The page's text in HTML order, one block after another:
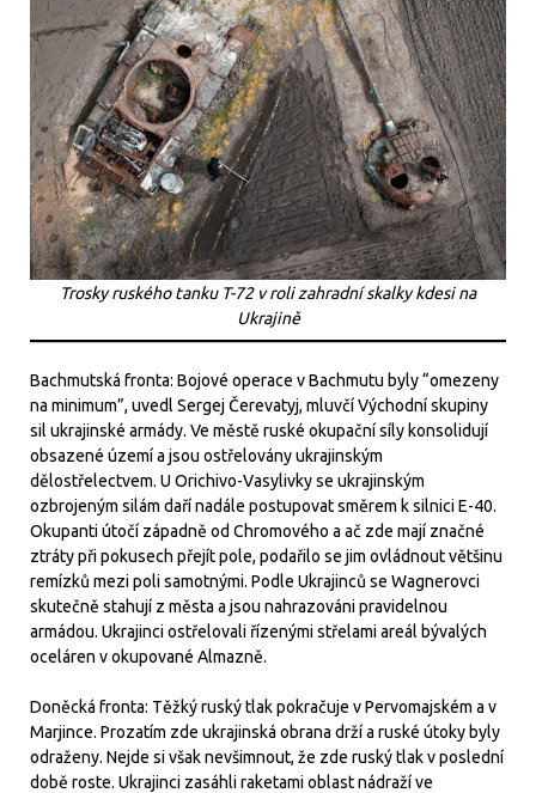
Trosky ruského tanku T-72 v roli zahradní skalky kdesi na
Ukrajině
Bachmutská fronta: Bojové operace v Bachmutu byly “omezeny
na minimum”, uvedl Sergej Čerevatyj, mluvčí Východní skupiny
sil ukrajinské armády. Ve městě ruské okupační síly konsolidují
obsazené území a jsou ostřelovány ukrajinským
dělostřelectvem. U Orichivo-Vasylivky se ukrajinským
ozbrojeným silám daří nadále postupovat směrem k silnici E-40.
Okupanti útočí západně od Chromového a ač zde mají značné
ztráty při pokusech přejít pole, podařilo se jim ovládnout většinu
remízků mezi poli samotnými. Podle Ukrajinců se Wagnerovci
skutečně stahují z města a jsou nahrazováni pravidelnou
armádou. Ukrajinci ostřelovali řízenými střelami areál bývalých
oceláren v okupované Almazně.
Doněcká fronta: Těžký ruský tlak pokračuje v Pervomajském a v
Marjince. Prozatím zde ukrajinská obrana drží a ruské útoky byly
odraženy. Nejde si však nevšimnout, že zde ruský tlak v poslední
době roste. Ukrajinci zasáhli raketami oblast nádraží ve